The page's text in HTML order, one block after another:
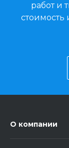
работ и
О компании